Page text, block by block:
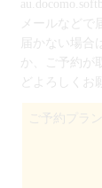
メールなどで
届かない場
か、ご予約が
どよろしくお
ご予約プラン